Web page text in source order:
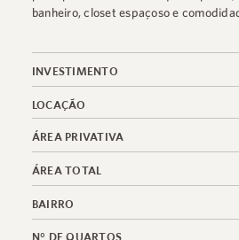
banheiro, closet espaçoso e
INVESTIMENTO
LOCAÇÃO
ÁREA PRIVATIVA
ÁREA TOTAL
BAIRRO
N° DE QUARTOS